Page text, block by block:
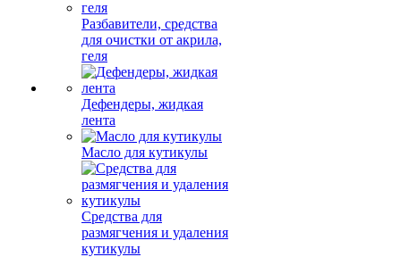
Разбавители, средства
для очистки от акрила,
геля
Дефендеры, жидкая
лента
Масло для кутикулы
Средства для
размягчения и удаления
кутикулы